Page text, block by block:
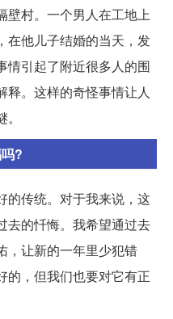
壁村。一个男人在工地上
在他儿子结婚的当天，发
情引起了附近很多人的围
释。这样的奇怪事情让人
?
的传统。对于我来说，这
去的忏悔。我希望通过去
，让新的一年里少犯错
的，但我们也要对它有正